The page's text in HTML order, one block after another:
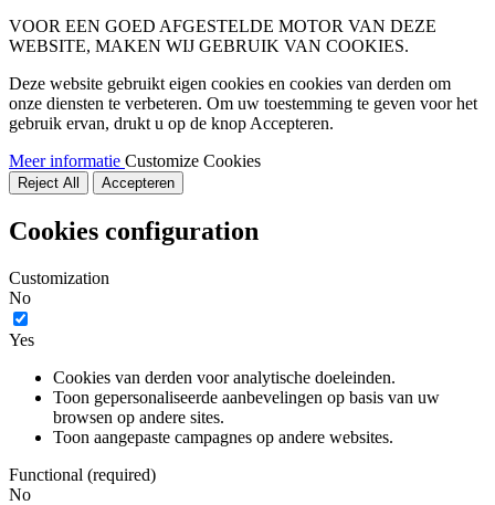
VOOR EEN GOED AFGESTELDE MOTOR VAN DEZE
WEBSITE, MAKEN WIJ GEBRUIK VAN COOKIES.
Deze website gebruikt eigen cookies en cookies van derden om
onze diensten te verbeteren. Om uw toestemming te geven voor het
gebruik ervan, drukt u op de knop Accepteren.
Meer informatie Customize Cookies
Reject All Accepteren
Cookies configuration
Customization
No
Yes
Cookies van derden voor analytische doeleinden.
Toon gepersonaliseerde aanbevelingen op basis van uw
browsen op andere sites.
Toon aangepaste campagnes op andere websites.
Functional (required)
No